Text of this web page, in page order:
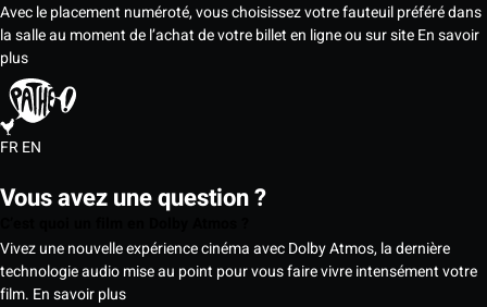
Avec le placement numéroté, vous choisissez votre fauteuil préféré dans
la salle au moment de l’achat de votre billet en ligne ou sur siteEn savoir
plus
FREN
Vous avez une question ?
Vivez une nouvelle expérience cinéma avec Dolby Atmos, la dernière
technologie audio mise au point pour vous faire vivre intensément votre
film. En savoir plus